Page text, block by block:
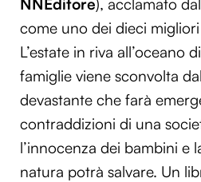
come uno dei dieci
L’estate in riva all’oceano
famiglie viene sconvolta
devastante che farà
contraddizioni di una
l’innocenza dei bambini e
natura potrà salvare. Un